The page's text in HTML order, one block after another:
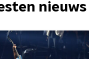
nieuws